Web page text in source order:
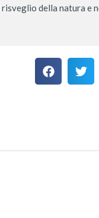
risveglio della natura e